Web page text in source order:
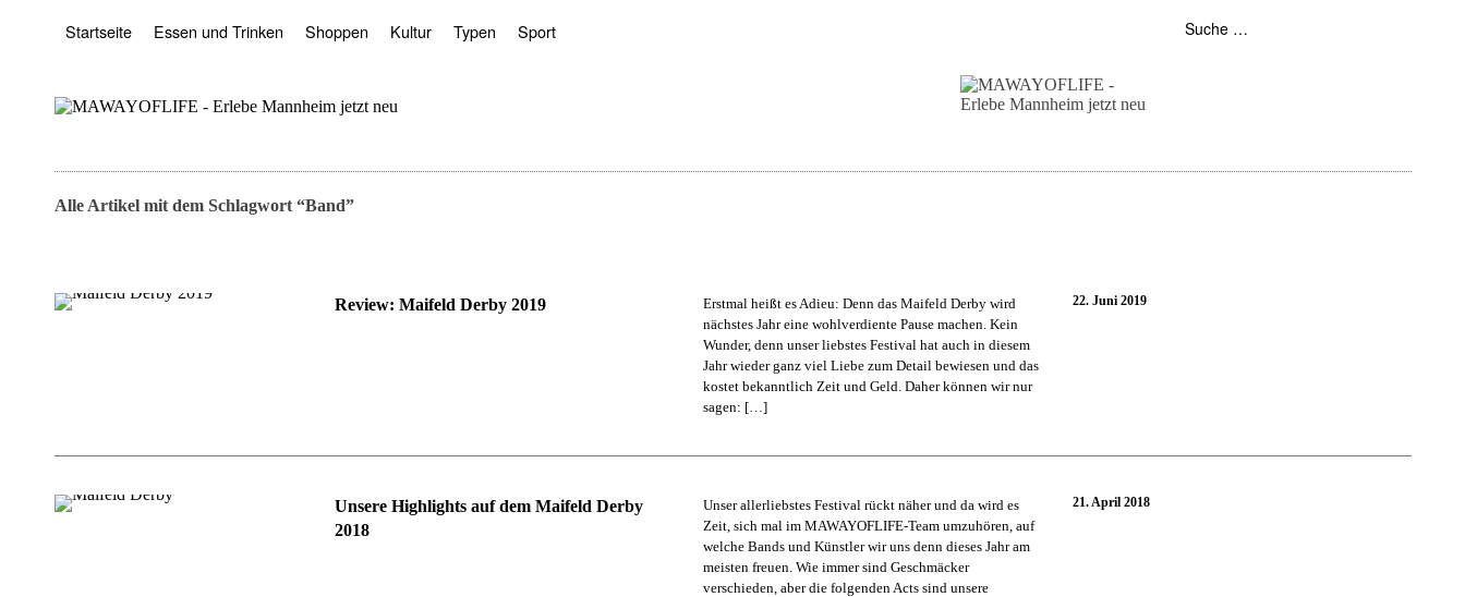
Startseite Essen und Trinken Shoppen Kultur Typen Sport
Alle Artikel mit dem Schlagwort “Band”
Review: Maifeld Derby 2019
Erstmal heißt es Adieu: Denn das Maifeld Derby wird
nächstes Jahr eine wohlverdiente Pause machen. Kein
Wunder, denn unser liebstes Festival hat auch in diesem
Jahr wieder ganz viel Liebe zum Detail bewiesen und das
kostet bekanntlich Zeit und Geld. Daher können wir nur
sagen: […]
22. Juni 2019
Unsere Highlights auf dem Maifeld Derby
2018
Unser allerliebstes Festival rückt näher und da wird es
Zeit, sich mal im MAWAYOFLIFE-Team umzuhören, auf
welche Bands und Künstler wir uns denn dieses Jahr am
meisten freuen. Wie immer sind Geschmäcker
verschieden, aber die folgenden Acts sind unsere
21. April 2018